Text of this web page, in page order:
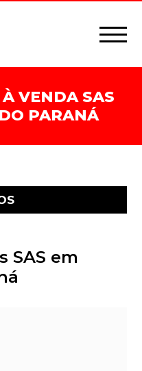
VENDA SAS
PARANÁ
SAS em